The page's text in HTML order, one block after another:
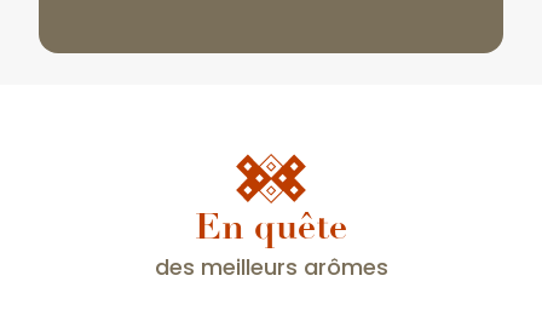
En quête
des meilleurs arômes
Qu'est-ce que Vignobles en Scène ?
Inspiré des Journées Européennes du